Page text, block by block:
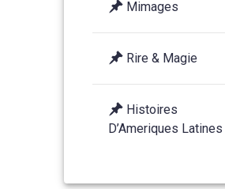
Mimages
Rire & Magie
Histoires
D’Ameriques Latines